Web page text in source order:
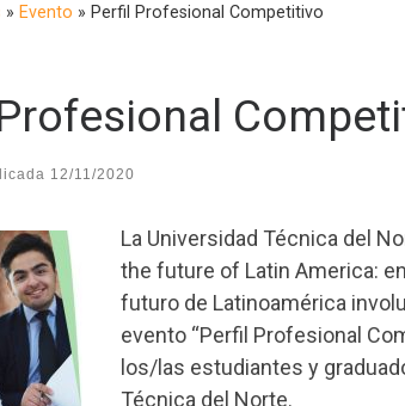
» Evento » Perfil Profesional Competitivo
12/11/2020
La Universidad Técnica del
the future of Latin America:
futuro de Latinoamérica
evento “Perfil Profesional
los/las estudiantes y
Técnica del Norte.